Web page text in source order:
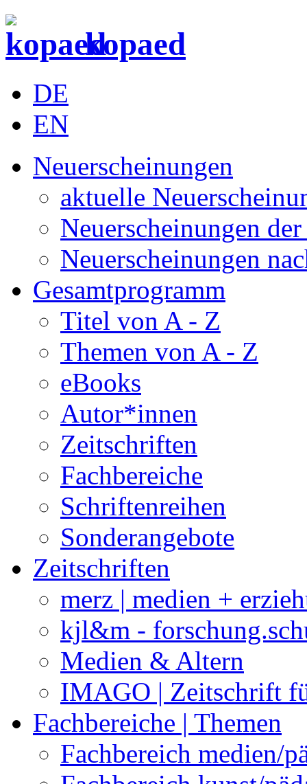
kopaed
DE
EN
Neuerscheinungen
aktuelle
Neuerscheinungen
Neuerscheinungen
Gesamtprogramm
Titel von A - Z
Themen von A - Z
eBooks
Autor*innen
Zeitschriften
Fachbereiche
Schriftenreihen
Sonderangebote
Zeitschriften
merz | medien +
kjl&m -
Medien & Altern
IMAGO | Zeitschrift
Fachbereiche | Themen
Fachbereich medien/